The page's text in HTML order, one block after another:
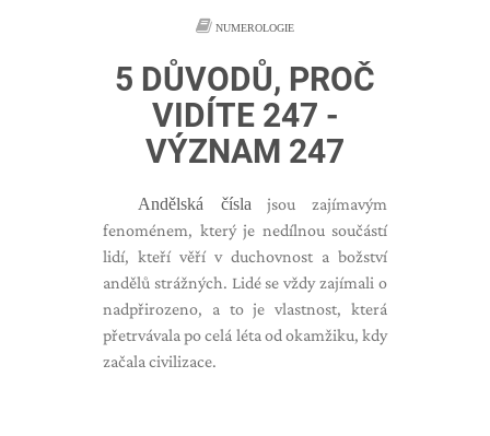
NUMEROLOGIE
5 DŮVODŮ, PROČ
VIDÍTE 247 -
VÝZNAM 247
Andělská čísla jsou zajímavým
fenoménem, ​​který je nedílnou součástí
lidí, kteří věří v duchovnost a božství
andělů strážných. Lidé se vždy zajímali o
nadpřirozeno, a to je vlastnost, která
přetrvávala po celá léta od okamžiku, kdy
začala civilizace.